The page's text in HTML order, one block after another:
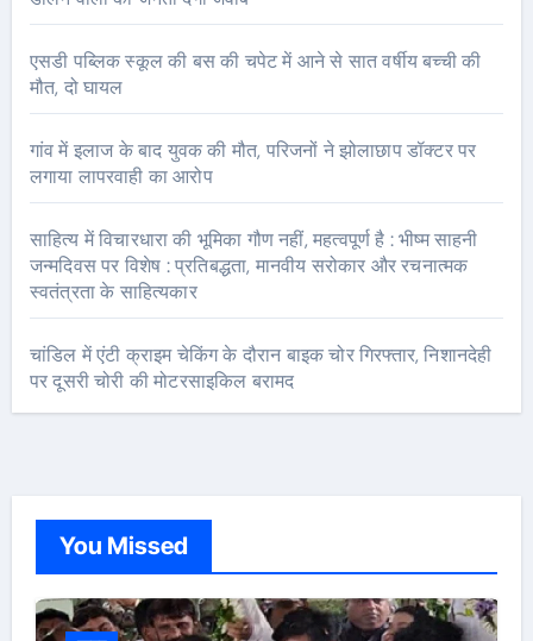
एसडी पब्लिक स्कूल की बस की चपेट में आने से सात वर्षीय बच्ची की
मौत, दो घायल
गांव में इलाज के बाद युवक की मौत, परिजनों ने झोलाछाप डॉक्टर पर
लगाया लापरवाही का आरोप
साहित्य में विचारधारा की भूमिका गौण नहीं, महत्वपूर्ण है : भीष्म साहनी
जन्मदिवस पर विशेष : प्रतिबद्धता, मानवीय सरोकार और रचनात्मक
स्वतंत्रता के साहित्यकार
चांडिल में एंटी क्राइम चेकिंग के दौरान बाइक चोर गिरफ्तार, निशानदेही
पर दूसरी चोरी की मोटरसाइकिल बरामद
You Missed